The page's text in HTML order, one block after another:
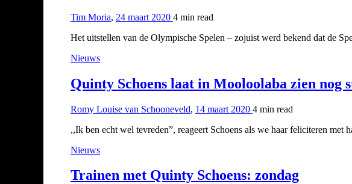
Tim Moria, 24 maart 2020 4 min read
Het uitstellen van de Olympische Spelen – zojuist werd bekend dat de
Nieuws
Quinty Schoens laat in Mooloolaba zien nog
Romy Louise van Schooneveld, 14 maart 2020 4 min read
,,Ik ben echt wel tevreden”, reageert Schoens als we haar feliciteren
Nieuws
Trainen met Quinty Schoens: zondag